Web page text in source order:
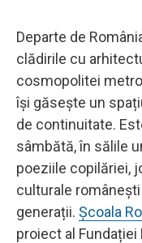
Departe de
clădirile cu
cosmopolitei
își găsește un
de continuitate.
sâmbătă, în sălile
poeziile copilăriei,
culturale
generații. Școala
proiect al Fundației